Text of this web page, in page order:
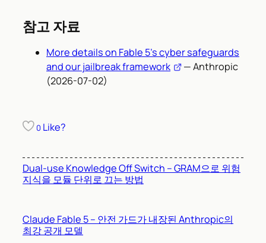
참고 자료
More details on Fable 5’s cyber safeguards
and our jailbreak framework
— Anthropic
(2026-07-02)
0 Like?
Dual-use Knowledge Off Switch – GRAM으로 위험
지식을 모듈 단위로 끄는 방법
Claude Fable 5 – 안전 가드가 내장된 Anthropic의
최강 공개 모델